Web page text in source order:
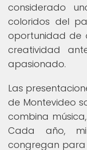
considerado
coloridos del
oportunidad de
creatividad
apasionado.
Las
de Montevideo
combina
Cada año,
congregan